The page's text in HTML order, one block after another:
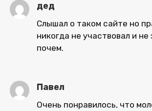
дед
Слышал о таком сайте но
никогда не участвовал и
почем.
Павел
Очень понравилось, что